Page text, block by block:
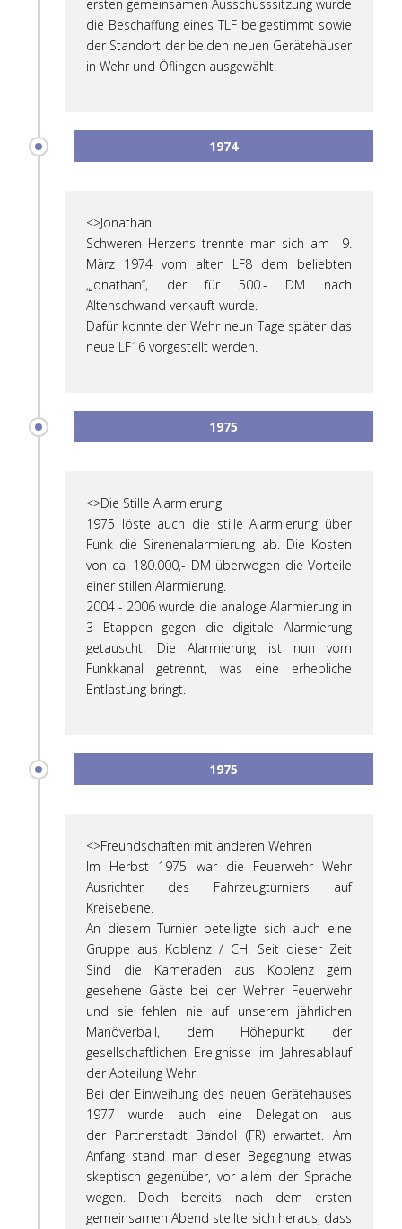
ersten gemeinsamen Ausschusssitzung wurde
die Beschaffung eines TLF beigestimmt sowie
der Standort der beiden neuen Gerätehäuser
in Wehr und Öflingen ausgewählt.
1974
<>Jonathan
Schweren Herzens trennte man sich am 9.
März 1974 vom alten LF8 dem beliebten
„Jonathan“, der für 500.- DM nach
Altenschwand verkauft wurde.
Dafür konnte der Wehr neun Tage später das
neue LF16 vorgestellt werden.
1975
<>Die Stille Alarmierung
1975 löste auch die stille Alarmierung über
Funk die Sirenenalarmierung ab. Die Kosten
von ca. 180.000,- DM überwogen die Vorteile
einer stillen Alarmierung.
2004 - 2006 wurde die analoge Alarmierung in
3 Etappen gegen die digitale Alarmierung
getauscht. Die Alarmierung ist nun vom
Funkkanal getrennt, was eine erhebliche
Entlastung bringt.
1975
<>Freundschaften mit anderen Wehren
Im Herbst 1975 war die Feuerwehr Wehr
Ausrichter des Fahrzeugturniers auf
Kreisebene.
An diesem Turnier beteiligte sich auch eine
Gruppe aus Koblenz / CH. Seit dieser Zeit
Sind die Kameraden aus Koblenz gern
gesehene Gäste bei der Wehrer Feuerwehr
und sie fehlen nie auf unserem jährlichen
Manöverball, dem Höhepunkt der
gesellschaftlichen Ereignisse im Jahresablauf
der Abteilung Wehr.
Bei der Einweihung des neuen Gerätehauses
1977 wurde auch eine Delegation aus
der Partnerstadt Bandol (FR) erwartet. Am
Anfang stand man dieser Begegnung etwas
skeptisch gegenüber, vor allem der Sprache
wegen. Doch bereits nach dem ersten
gemeinsamen Abend stellte sich heraus, dass